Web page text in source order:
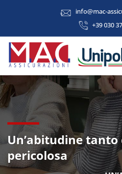
info@mac-
+39 030
Un’abitudine
pericolosa